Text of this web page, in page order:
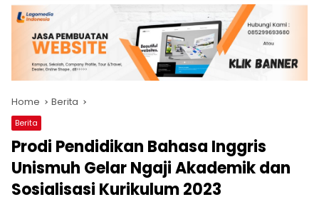
Home Berita
Berita
Prodi Pendidikan Bahasa Inggris
Unismuh Gelar Ngaji Akademik dan
Sosialisasi Kurikulum 2023